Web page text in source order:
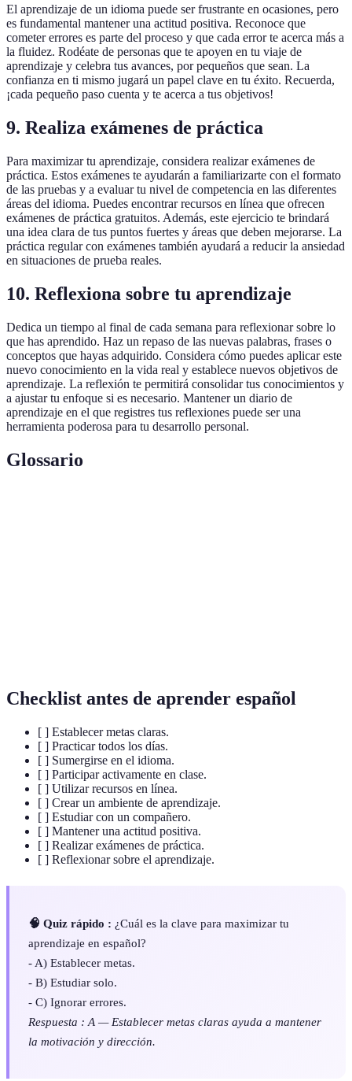
El aprendizaje de un idioma puede ser frustrante en ocasiones, pero
es fundamental mantener una actitud positiva. Reconoce que
cometer errores es parte del proceso y que cada error te acerca más a
la fluidez. Rodéate de personas que te apoyen en tu viaje de
aprendizaje y celebra tus avances, por pequeños que sean. La
confianza en ti mismo jugará un papel clave en tu éxito. Recuerda,
¡cada pequeño paso cuenta y te acerca a tus objetivos!
9. Realiza exámenes de práctica
Para maximizar tu aprendizaje, considera realizar exámenes de
práctica. Estos exámenes te ayudarán a familiarizarte con el formato
de las pruebas y a evaluar tu nivel de competencia en las diferentes
áreas del idioma. Puedes encontrar recursos en línea que ofrecen
exámenes de práctica gratuitos. Además, este ejercicio te brindará
una idea clara de tus puntos fuertes y áreas que deben mejorarse. La
práctica regular con exámenes también ayudará a reducir la ansiedad
en situaciones de prueba reales.
10. Reflexiona sobre tu aprendizaje
Dedica un tiempo al final de cada semana para reflexionar sobre lo
que has aprendido. Haz un repaso de las nuevas palabras, frases o
conceptos que hayas adquirido. Considera cómo puedes aplicar este
nuevo conocimiento en la vida real y establece nuevos objetivos de
aprendizaje. La reflexión te permitirá consolidar tus conocimientos y
a ajustar tu enfoque si es necesario. Mantener un diario de
aprendizaje en el que registres tus reflexiones puede ser una
herramienta poderosa para tu desarrollo personal.
Glossario
Checklist antes de aprender español
[ ] Establecer metas claras.
[ ] Practicar todos los días.
[ ] Sumergirse en el idioma.
[ ] Participar activamente en clase.
[ ] Utilizar recursos en línea.
[ ] Crear un ambiente de aprendizaje.
[ ] Estudiar con un compañero.
[ ] Mantener una actitud positiva.
[ ] Realizar exámenes de práctica.
[ ] Reflexionar sobre el aprendizaje.
🧠 Quiz rápido : ¿Cuál es la clave para maximizar tu
aprendizaje en español?
- A) Establecer metas.
- B) Estudiar solo.
- C) Ignorar errores.
Respuesta : A — Establecer metas claras ayuda a mantener
la motivación y dirección.